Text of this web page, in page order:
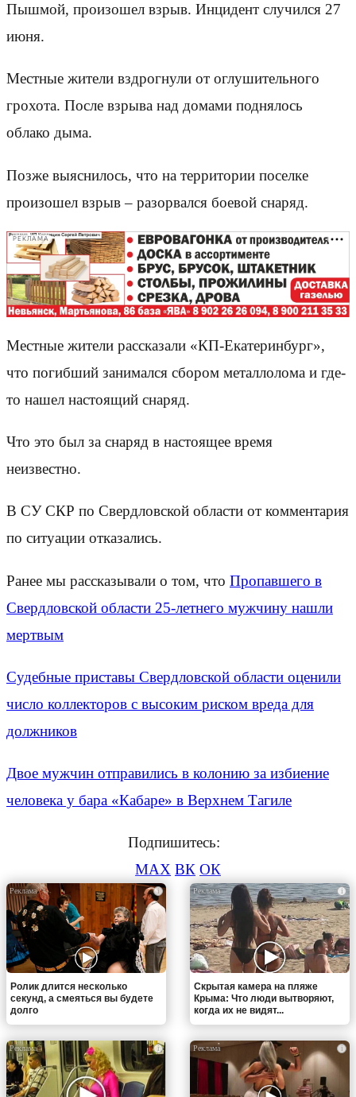
Пышмой, произошел взрыв. Инцидент случился 27
июня.
Местные жители вздрогнули от оглушительного
грохота. После взрыва над домами поднялось
облако дыма.
Позже выяснилось, что на территории поселке
произошел взрыв – разорвался боевой снаряд.
РЕКЛАМА
Местные жители рассказали «КП-Екатеринбург»,
что погибший занимался сбором металлолома и где-
то нашел настоящий снаряд.
Что это был за снаряд в настоящее время
неизвестно.
В СУ СКР по Свердловской области от комментария
по ситуации отказались.
Ранее мы рассказывали о том, что Пропавшего в
Свердловской области 25-летнего мужчину нашли
мертвым
Судебные приставы Свердловской области оценили
число коллекторов с высоким риском вреда для
должников
Двое мужчин отправились в колонию за избиение
человека у бара «Кабаре» в Верхнем Тагиле
Подпишитесь:
MAX ВК ОК
i
Ролик длится несколько
секунд, а смеяться вы будете
долго
i
Скрытая камера на пляже
Крыма: Что люди вытворяют,
когда их не видят...
i i